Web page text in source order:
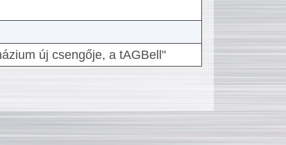
új csengője, a tAGBell"